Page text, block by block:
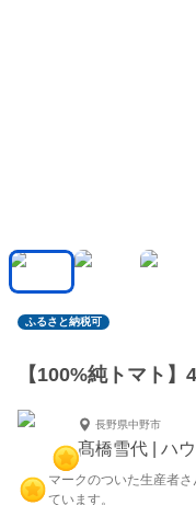
ふるさと納税可
【100%純トマト】
長野県中野市
髙橋雪代 | ハ
マークのついた生産者
ています。